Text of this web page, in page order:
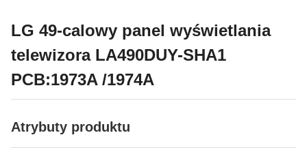
LG 49-calowy panel wyświetlania
telewizora LA490DUY-SHA1
PCB:1973A /1974A
Atrybuty produktu